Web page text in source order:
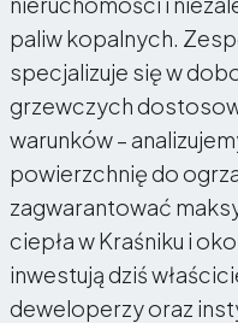
paliw kopalnych.
specjalizuje się w
grzewczych
warunków –
powierzchnię do
zagwarantować
ciepła w Kraśniku i
inwestują dziś
deweloperzy oraz